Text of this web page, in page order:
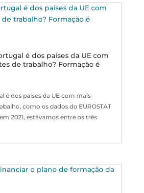
é dos países da UE com
de trabalho? Formação é
é dos países da UE com mais
como os dados do EUROSTAT
2021, estávamos entre os três